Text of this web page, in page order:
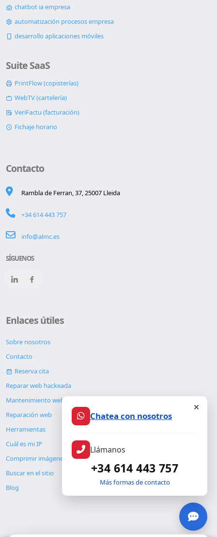
chatbot ia empresa
automatización procesos empresa
desarrollo aplicaciones móviles
Suite SaaS
PrintFlow (copisterías)
WebTV (cartelería)
VeriFactu (facturación)
Fichaje horario
Contacto
Rambla de Ferran, 37, 25007 Lleida
+34 614 443 757
info@almc.es
SÍGUENOS
Enlaces útiles
Sobre nosotros
Contacto
Reserva cita
Reparar web hackeada
Mantenimiento web
Reparación web
Herramientas
Cuál es mi IP
Comprimir imágenes
Buscar en el sitio
Blog
Chatea con nosotros
Llámanos
+34 614 443 757
Más formas de contacto